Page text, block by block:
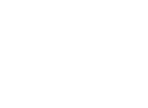
les nouveaux commentaires